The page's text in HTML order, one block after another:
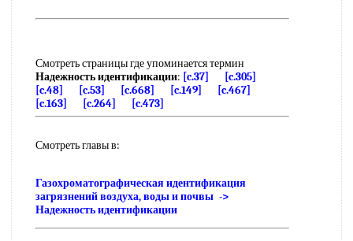
Смотреть страницы где упоминается термин
Надежность идентификации: [c.37]
[c.305]
[c.48]
[c.53] [c.668] [c.149]
[c.467]
[c.163]
[c.264] [c.473]
Смотреть главы в:
Газохроматографическая идентификация
загрязнений воздуха, воды и почвы ->
Надежность идентификации